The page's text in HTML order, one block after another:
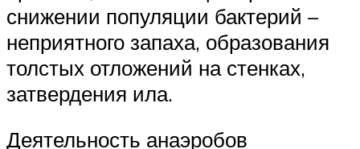
снижении популяции бактерий –
неприятного запаха, образования
толстых отложений на стенках,
затвердения ила.
Деятельность анаэробов